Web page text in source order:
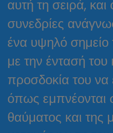
αυτή τη σειρά, και
συνεδρίες
ένα υψηλό
με την έντασή του
προσδοκία του να
όπως εμπνέονται
θαύματος και της